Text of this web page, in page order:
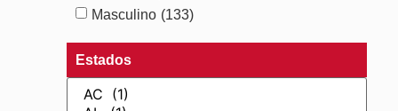
Masculino (133)
Estados